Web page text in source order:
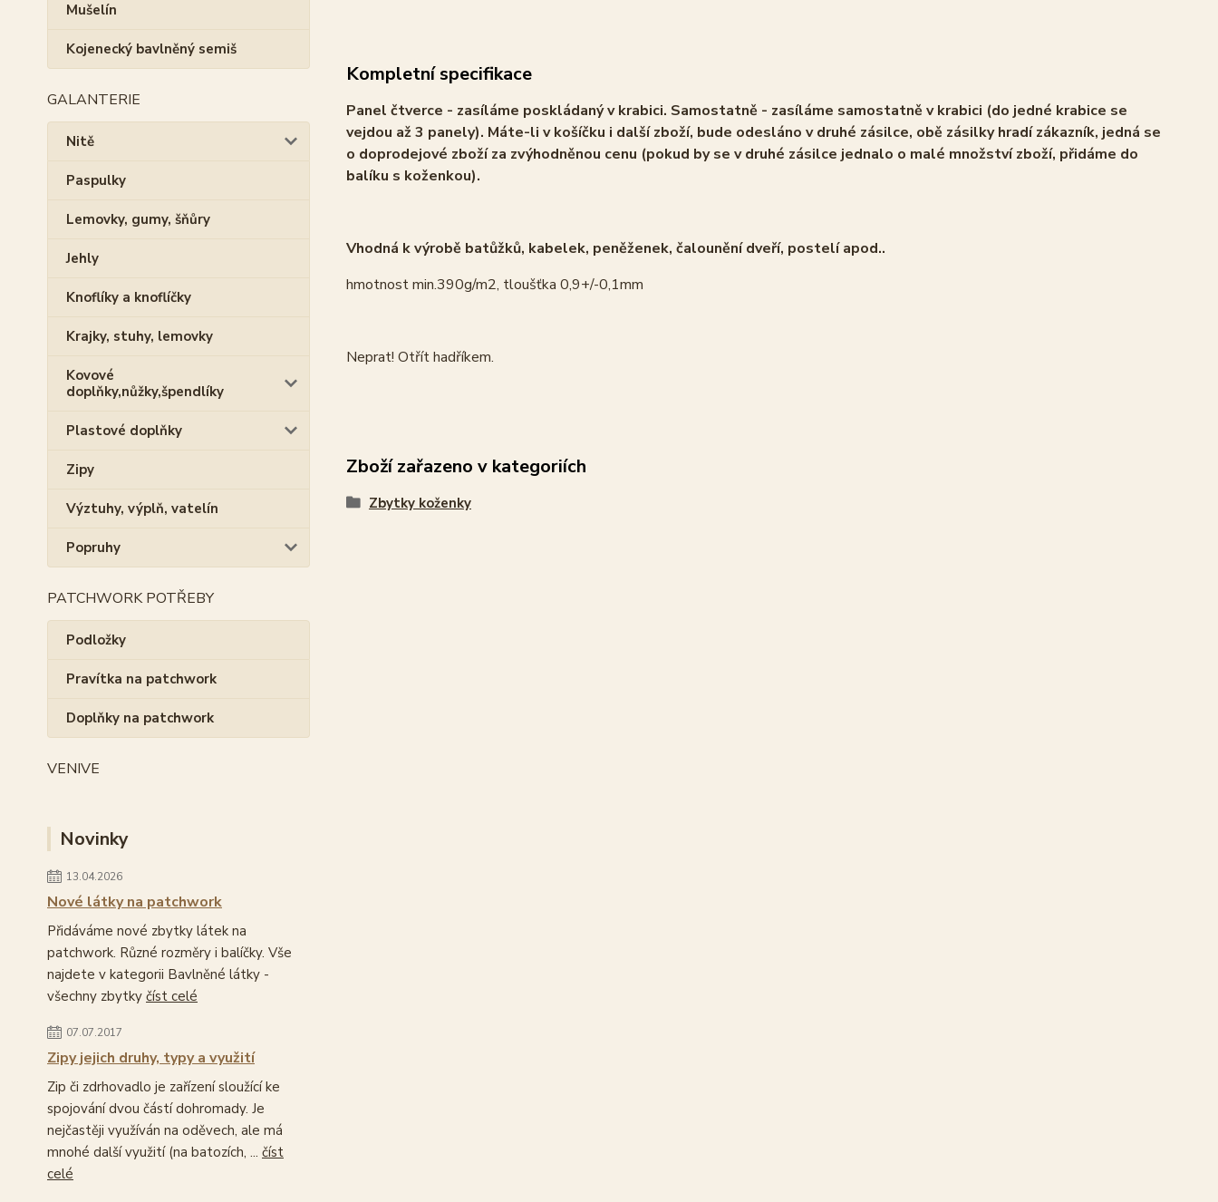
Mušelín
Kojenecký bavlněný semiš
GALANTERIE
Nitě
Paspulky
Lemovky, gumy, šňůry
Jehly
Knoflíky a knoflíčky
Krajky, stuhy, lemovky
Kovové
doplňky,nůžky,špendlíky
Plastové doplňky
Zipy
Výztuhy, výplň, vatelín
Popruhy
PATCHWORK POTŘEBY
Podložky
Pravítka na patchwork
Doplňky na patchwork
VENIVE
Novinky
13.04.2026
Nové látky na patchwork
Přidáváme nové zbytky látek na
patchwork. Různé rozměry i balíčky. Vše
najdete v kategorii Bavlněné látky -
všechny zbytky číst celé
07.07.2017
Zipy jejich druhy, typy a využití
Zip či zdrhovadlo je zařízení sloužící ke
spojování dvou částí dohromady. Je
nejčastěji využíván na oděvech, ale má
mnohé další využití (na batozích, ... číst
celé
Kompletní specifikace
Panel čtverce - zasíláme poskládaný v krabici. Samostatně - zasíláme samostatně v krabici (do jedné krabice se
vejdou až 3 panely). Máte-li v košíčku i další zboží, bude odesláno v druhé zásilce, obě zásilky hradí zákazník, jedná se
o doprodejové zboží za zvýhodněnou cenu (pokud by se v druhé zásilce jednalo o malé množství zboží, přidáme do
balíku s koženkou).
Vhodná k výrobě batůžků, kabelek, peněženek, čalounění dveří, postelí apod..
hmotnost min.390g/m2, tloušťka 0,9+/-0,1mm
Neprat! Otřít hadříkem.
Zboží zařazeno v kategoriích
Zbytky koženky